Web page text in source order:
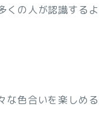
くの人が認識する
な色合いを楽しめ